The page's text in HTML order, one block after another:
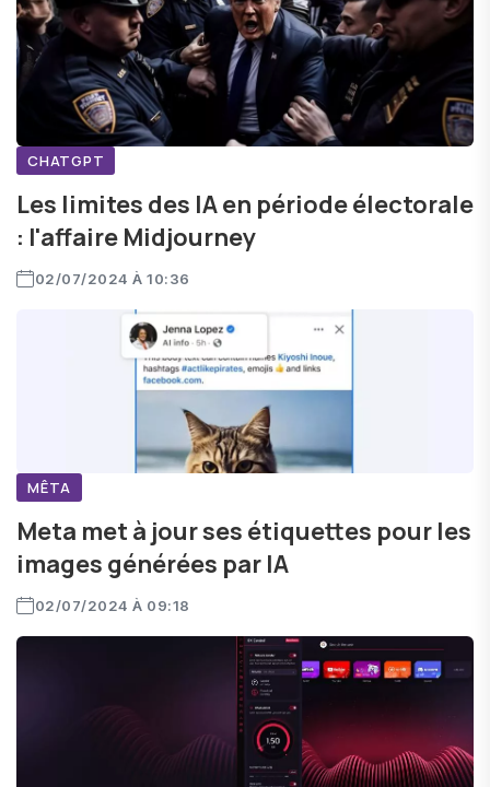
CHATGPT
Les limites des IA en période électorale
: l'affaire Midjourney
02/07/2024 À 10:36
MÊTA
Meta met à jour ses étiquettes pour les
images générées par IA
02/07/2024 À 09:18